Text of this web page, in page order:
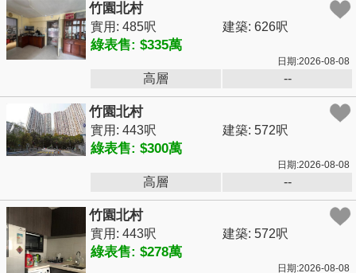
竹園北村
實用: 485呎 建築: 626呎
綠表售: $335萬
日期:2026-08-08
高層 --
竹園北村
實用: 443呎 建築: 572呎
綠表售: $300萬
日期:2026-08-08
高層 --
竹園北村
實用: 443呎 建築: 572呎
綠表售: $278萬
日期:2026-08-08